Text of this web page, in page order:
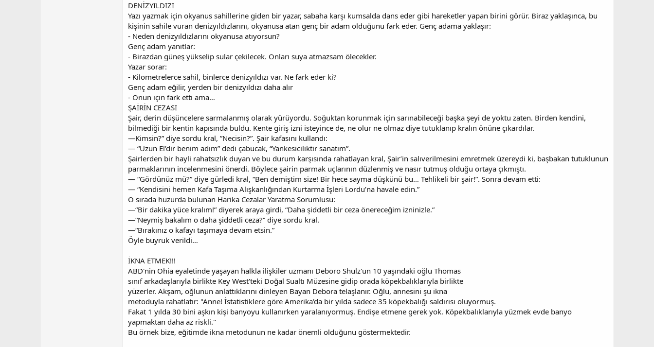
DENİZYILDIZI
Yazı yazmak için okyanus sahillerine giden bir yazar, sabaha karşı kumsalda dans eder gibi hareketler yapan birini görür. Biraz yaklaşınca, bu
kişinin sahile vuran denizyıldızlarını, okyanusa atan genç bir adam olduğunu fark eder. Genç adama yaklaşır:
- Neden denizyıldızlarını okyanusa atıyorsun?
Genç adam yanıtlar:
- Birazdan güneş yükselip sular çekilecek. Onları suya atmazsam ölecekler.
Yazar sorar:
- Kilometrelerce sahil, binlerce denizyıldızı var. Ne fark eder ki?
Genç adam eğilir, yerden bir denizyıldızı daha alır
- Onun için fark etti ama…
ŞAİRİN CEZASI
Şair, derin düşüncelere sarmalanmış olarak yürüyordu. Soğuktan korunmak için sarınabileceği başka şeyi de yoktu zaten. Birden kendini,
bilmediği bir kentin kapısında buldu. Kente giriş izni isteyince de, ne olur ne olmaz diye tutuklanıp kralın önüne çıkardılar.
—Kimsin?” diye sordu kral, ”Necisin?”. Şair kafasını kullandı:
— “Uzun El’dir benim adım” dedi çabucak, “Yankesiciliktir sanatım”.
Şairlerden bir hayli rahatsızlık duyan ve bu durum karşısında rahatlayan kral, Şair’in salıverilmesini emretmek üzereydi ki, başbakan tutuklunun
parmaklarının incelenmesini önerdi. Böylece şairin parmak uçlarının düzlenmiş ve nasır tutmuş olduğu ortaya çıkmıştı.
— “Gördünüz mü?” diye gürledi kral, “Ben demiştim size! Bir hece sayma düşkünü bu… Tehlikeli bir şair!”. Sonra devam etti:
— “Kendisini hemen Kafa Taşıma Alışkanlığından Kurtarma İşleri Lordu’na havale edin.”
O sırada huzurda bulunan Harika Cezalar Yaratma Sorumlusu:
—“Bir dakika yüce kralım!” diyerek araya girdi, “Daha şiddetli bir ceza önereceğim izninizle.”
—“Neymiş bakalım o daha şiddetli ceza?” diye sordu kral.
—“Bırakınız o kafayı taşımaya devam etsin.”
Öyle buyruk verildi…
İKNA ETMEK!!!
ABD'nin Ohia eyaletinde yaşayan halkla ilişkiler uzmanı Deboro Shulz'un 10 yaşındaki oğlu Thomas
sınıf arkadaşlarıyla birlikte Key West'teki Doğal Sualtı Müzesine gidip orada köpekbalıklarıyla birlikte
yüzerler. Akşam, oğlunun anlattıklarını dinleyen Bayan Debora telaşlanır. Oğlu, annesini şu ikna
metoduyla rahatlatır: "Anne! İstatistiklere göre Amerika'da bir yılda sadece 35 köpekbalığı saldırısı oluyormuş.
Fakat 1 yılda 30 bini aşkın kişi banyoyu kullanırken yaralanıyormuş. Endişe etmene gerek yok. Köpekbalıklarıyla yüzmek evde banyo
yapmaktan daha az riskli."
Bu örnek bize, eğitimde ikna metodunun ne kadar önemli olduğunu göstermektedir.